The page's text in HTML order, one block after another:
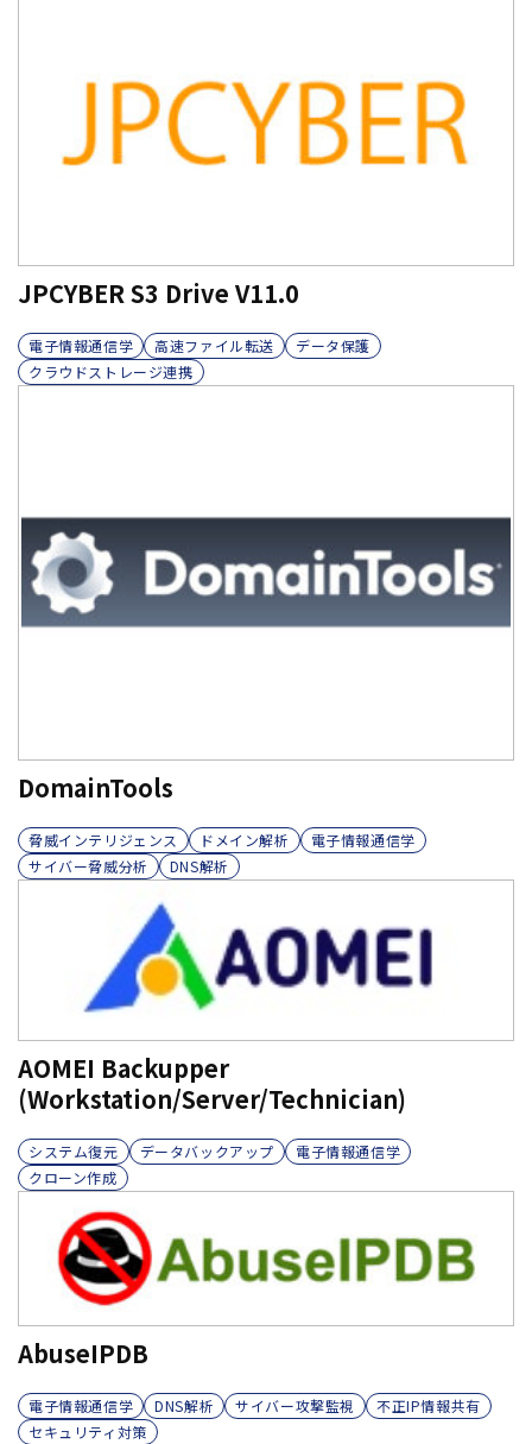
JPCYBER S3 Drive V11.0
電子情報通信学 高速ファイル転送
データ保護
クラウドストレージ連携
DomainTools
脅威インテリジェンス ドメイン解析
電子情報通信学
サイバー脅威分析
DNS解析
AOMEI Backupper
(Workstation/Server/Technician)
システム復元 データバックアップ
電子情報通信学
クローン作成
AbuseIPDB
電子情報通信学 DNS解析 サイバー攻撃監視
不正IP情報共有
セキュリティ対策